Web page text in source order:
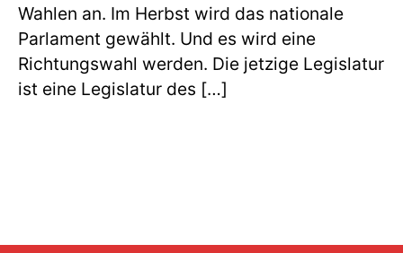
Wahlen an. Im Herbst wird das nationale
Parlament gewählt. Und es wird eine
Richtungswahl werden. Die jetzige Legislatur
ist eine Legislatur des […]